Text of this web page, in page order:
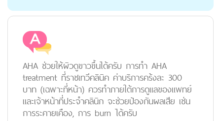
AHA ช่วยให้ผิวดูขาวขึ้นได้ครับ การทำ AHA
treatment ที่ราชเทวีคลินิค ค่าบริการคร้งละ 300
บาท (เฉพาะที่หน้า) ควรทำภายใต้การดูแลของแพทย์
และเจ้าหน้าที่ประจำคลินิก จะช่วยป้องกันผลเสีย เช่น
การระคายเคือง, การ burn ได้ครับ